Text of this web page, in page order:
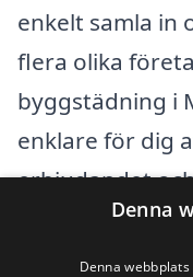
enkelt samla in
flera olika
byggstädning i
enklare för dig
erbjudandet
passar dina
har ett stort
Denna
Denna